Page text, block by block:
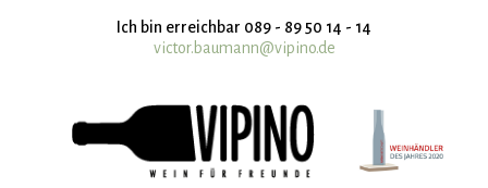
springenIch bin erreichbar 089 - 89 50 14 - 14
victor.baumann@vipino.de